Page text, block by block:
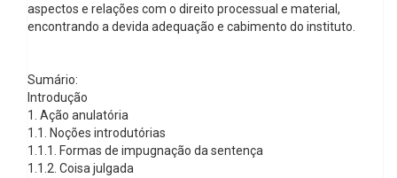
aspectos e relações com o direito processual e material,
encontrando a devida adequação e cabimento do instituto.
Sumário:
Introdução
1. Ação anulatória
1.1. Noções introdutórias
1.1.1. Formas de impugnação da sentença
1.1.2. Coisa julgada